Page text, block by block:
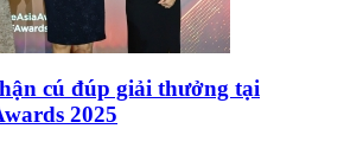
cú đúp giải thưởng tại
2025